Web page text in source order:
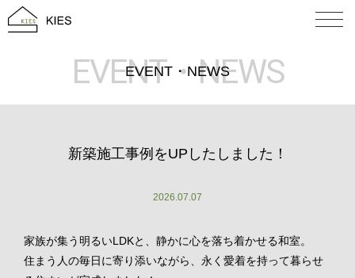
EVENT・NEWS
EVENT・NEWS
新築施工事例をUPしたしました！
2026.07.07
家族が集う明るいLDKと、静かに心を落ち着かせる和室。
住まう人の毎日に寄り添いながら、永く愛着を持って暮らせ